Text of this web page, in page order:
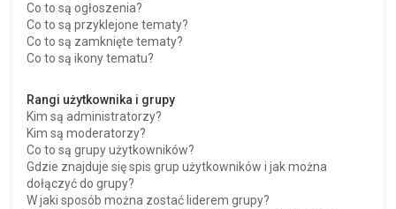
Co to są ogłoszenia?
Co to są przyklejone tematy?
Co to są zamknięte tematy?
Co to są ikony tematu?
Rangi użytkownika i grupy
Kim są administratorzy?
Kim są moderatorzy?
Co to są grupy użytkowników?
Gdzie znajduje się spis grup użytkowników i jak można
dołączyć do grupy?
W jaki sposób można zostać liderem grupy?